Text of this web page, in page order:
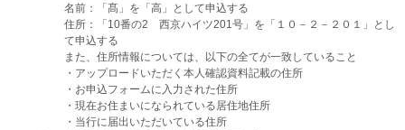
名前：「髙」を「高」として申込する
住所：「10番の2 西京ハイツ201号」を「１０－２－２０１」とし
て申込する
また、住所情報については、以下の全てが一致していること
・アップロードいただく本人確認資料記載の住所
・お申込フォームに入力された住所
・現在お住まいになられている居住地住所
・当行に届出いただいている住所